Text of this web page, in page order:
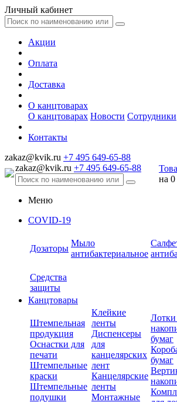
Личный кабинет
Акции
Оплата
Доставка
О канцтоварах
О канцтоварах Новости Сотрудники
Контакты
zakaz@kvik.ru +7 495 649-65-88
zakaz@kvik.ru +7 495 649-65-88
на 0
Меню
COVID-19
Дозаторы
Мыло
антибактериальное
Средства
защиты
Канцтовары
Штемпельная
продукция
Оснастки для
печати
Штемпельные
краски
Штемпельные
подушки
Клейкие
ленты
Диспенсеры
для
канцелярских
лент
Канцелярские
ленты
Монтажные
бумаг
бумаг